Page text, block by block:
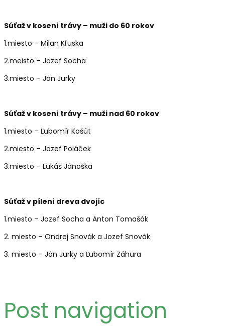
Súťaž v kosení trávy – muži do 60 rokov
1.miesto – Milan Kľuska
2.meisto – Jozef Socha
3.miesto – Ján Jurky
Súťaž v kosení trávy – muži nad 60 rokov
1.miesto – Ľubomír Košút
2.miesto – Jozef Poláček
3.miesto – Lukáš Jánoška
Súťaž v pílení dreva dvojíc
1.miesto – Jozef Socha a Anton Tomašák
2. miesto – Ondrej Snovák a Jozef Snovák
3. miesto – Ján Jurky a Ľubomír Záhura
Post navigation